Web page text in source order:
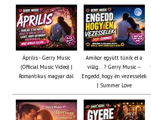
Április - Gerry Music
(Official Music Video) |
Romantikus magyar dal
Amikor együtt tűnik el a
világ... ? Gerry Music –
Engedd, hogy én vezesselek
| Summer Love